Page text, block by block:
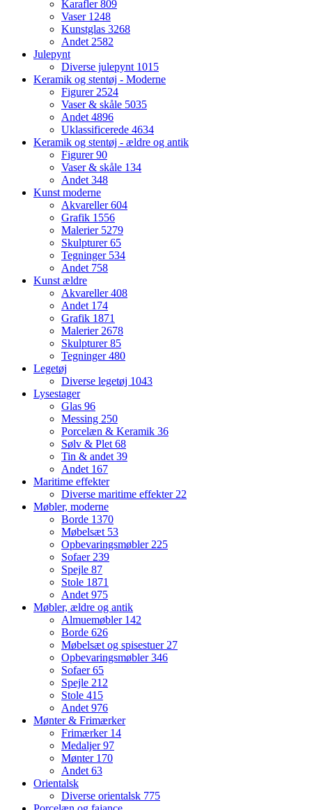
Karafler809
Vaser 1248
Kunstglas 3268
Andet2582
Julepynt
Diverse julepynt 1015
Keramik og stentøj - Moderne
Figurer2524
Vaser & skåle 5035
Andet4896
Uklassificerede 4634
Keramik og stentøj - ældre og antik
Figurer90
Vaser & skåle 134
Andet348
Kunst moderne
Akvareller604
Grafik 1556
Malerier 5279
Skulpturer65
Tegninger 534
Andet 758
Kunst ældre
Akvareller408
Andet 174
Grafik 1871
Malerier2678
Skulpturer85
Tegninger480
Legetøj
Diverse legetøj 1043
Lysestager
Glas 96
Messing 250
Porcelæn & Keramik 36
Sølv & Plet68
Tin & andet39
Andet 167
Maritime effekter
Diverse maritime effekter22
Møbler, moderne
Borde 1370
Møbelsæt 53
Opbevaringsmøbler225
Sofaer239
Spejle 87
Stole 1871
Andet975
Møbler, ældre og antik
Almuemøbler 142
Borde 626
Møbelsæt og spisestuer27
Opbevaringsmøbler346
Sofaer65
Spejle 212
Stole 415
Andet976
Mønter & Frimærker
Frimærker 14
Medaljer97
Mønter 170
Andet63
Orientalsk
Diverse orientalsk 775